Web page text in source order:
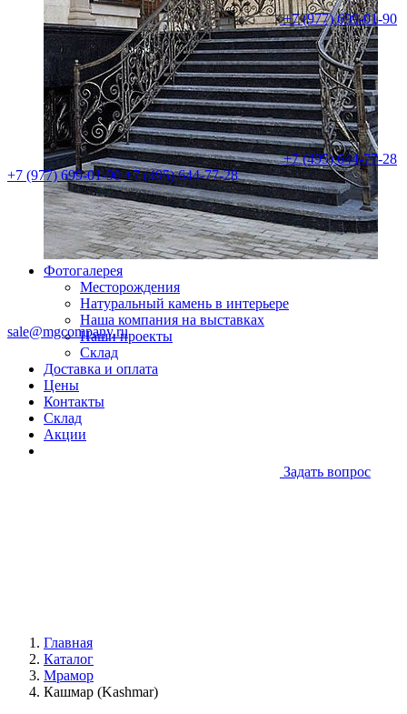
Фотогалерея
Месторождения
Натуральный камень в интерьере
Наша компания на выставках
Наши проекты
Склад
Доставка и оплата
Цены
Контакты
Склад
Акции
+7 (977) 699-01-90
+7 (495) 644-77-28
+7 (977) 699-01-90 +7 (495) 644-77-28
sale@mgcompany.ru
Задать вопрос
Главная
Каталог
Мрамор
Кашмар (Kashmar)